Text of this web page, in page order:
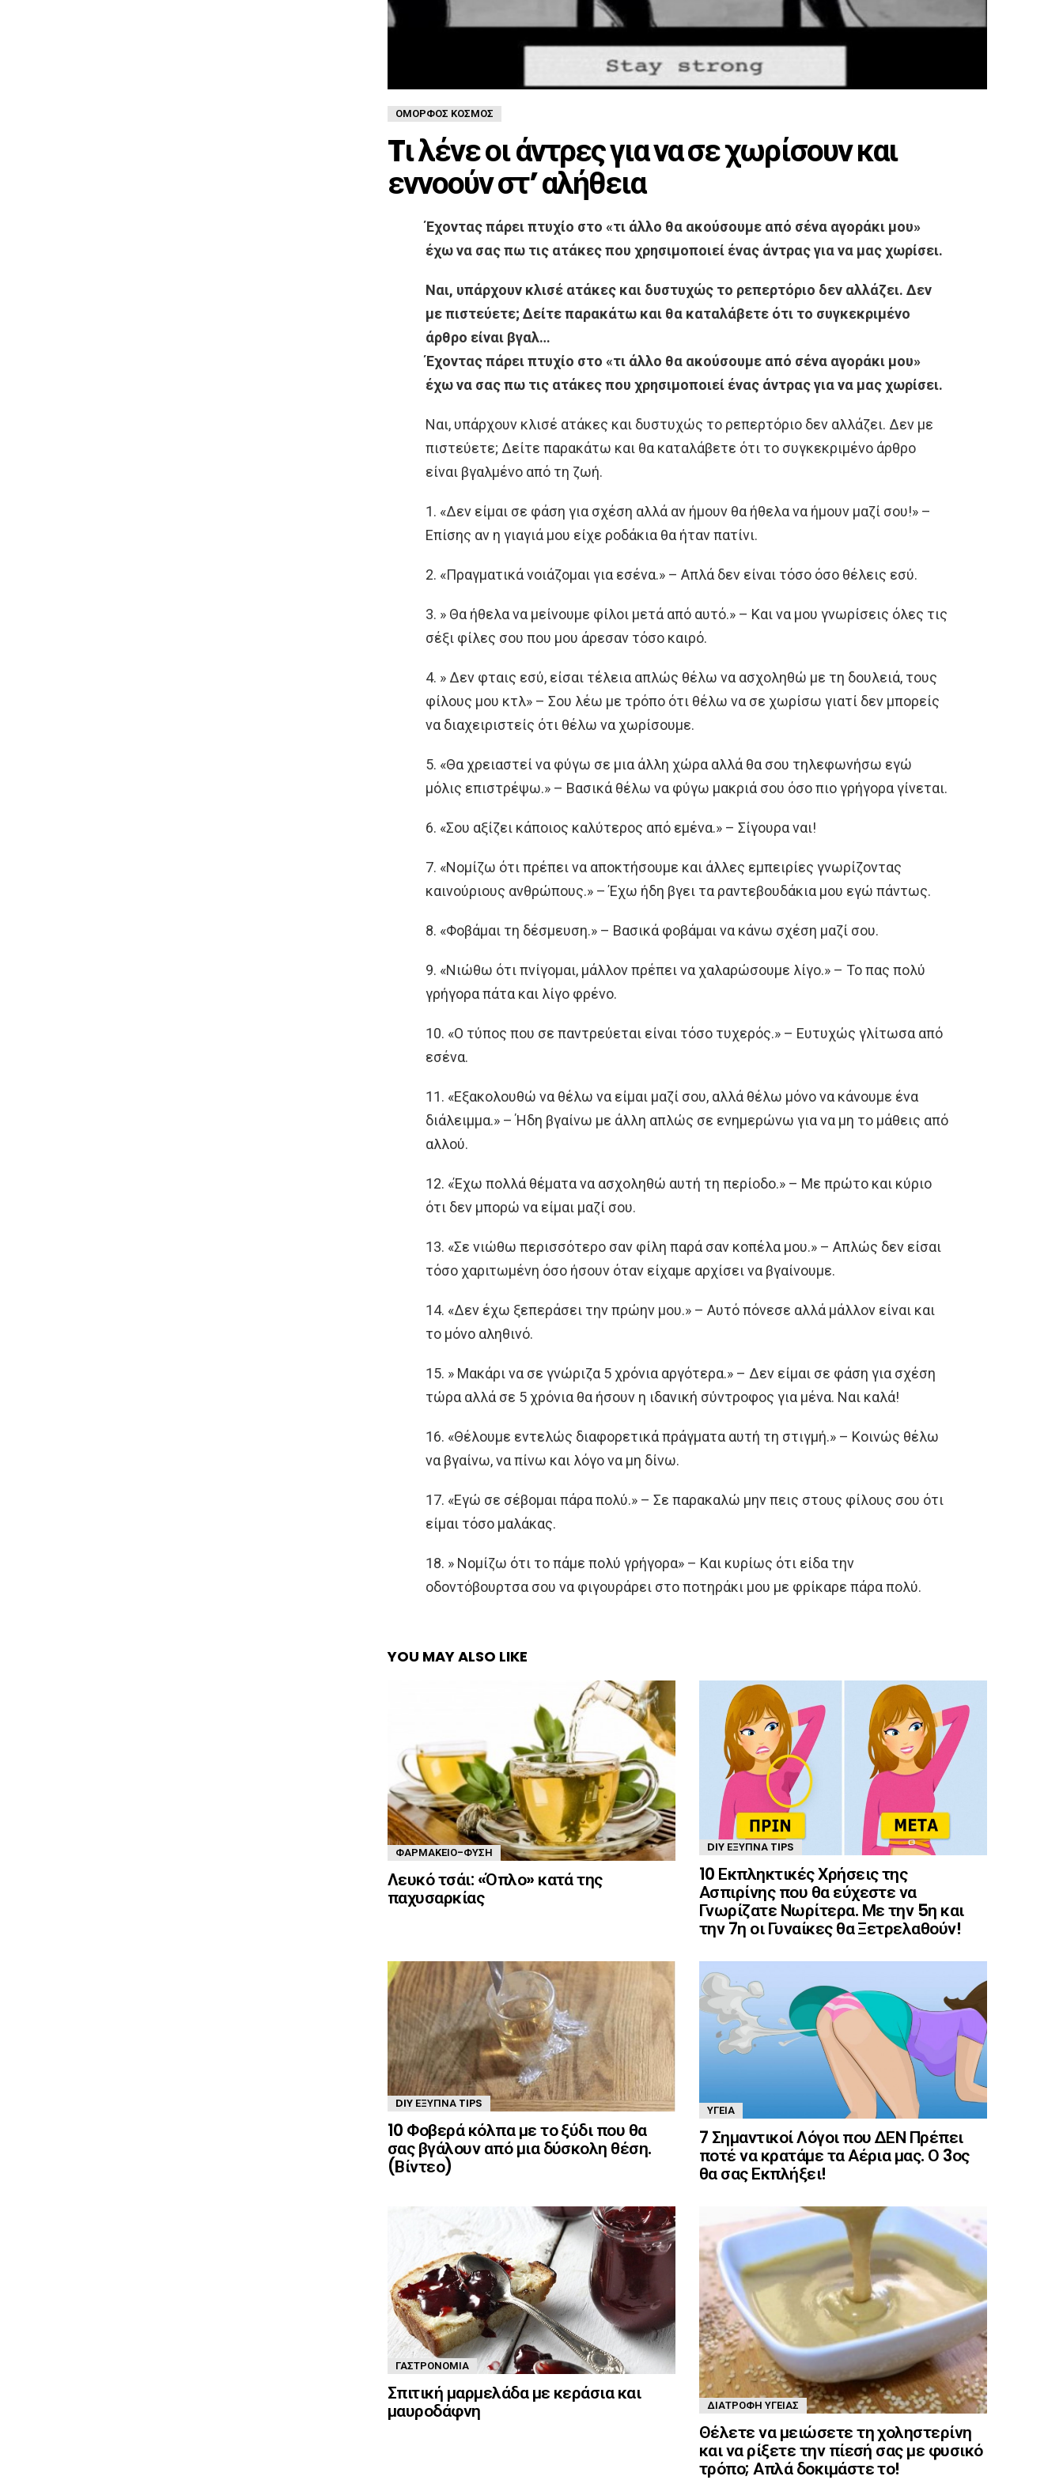
ΌΜΟΡΦΟΣ ΚΌΣΜΟΣ
Tι λένε οι άντρες για να σε χωρίσουν και
εννοούν στ’ αλήθεια
Έχοντας πάρει πτυχίο στο «τι άλλο θα ακούσουμε από σένα αγοράκι μου»
έχω να σας πω τις ατάκες που χρησιμοποιεί ένας άντρας για να μας χωρίσει.
Ναι, υπάρχουν κλισέ ατάκες και δυστυχώς το ρεπερτόριο δεν αλλάζει. Δεν
με πιστεύετε; Δείτε παρακάτω και θα καταλάβετε ότι το συγκεκριμένο
άρθρο είναι βγαλ…
Έχοντας πάρει πτυχίο στο «τι άλλο θα ακούσουμε από σένα αγοράκι μου»
έχω να σας πω τις ατάκες που χρησιμοποιεί ένας άντρας για να μας χωρίσει.
Ναι, υπάρχουν κλισέ ατάκες και δυστυχώς το ρεπερτόριο δεν αλλάζει. Δεν με
πιστεύετε; Δείτε παρακάτω και θα καταλάβετε ότι το συγκεκριμένο άρθρο
είναι βγαλμένο από τη ζωή.
1. «Δεν είμαι σε φάση για σχέση αλλά αν ήμουν θα ήθελα να ήμουν μαζί σου!» –
Επίσης αν η γιαγιά μου είχε ροδάκια θα ήταν πατίνι.
2. «Πραγματικά νοιάζομαι για εσένα.» – Απλά δεν είναι τόσο όσο θέλεις εσύ.
3. » Θα ήθελα να μείνουμε φίλοι μετά από αυτό.» – Και να μου γνωρίσεις όλες τις
σέξι φίλες σου που μου άρεσαν τόσο καιρό.
4. » Δεν φταις εσύ, είσαι τέλεια απλώς θέλω να ασχοληθώ με τη δουλειά, τους
φίλους μου κτλ» – Σου λέω με τρόπο ότι θέλω να σε χωρίσω γιατί δεν μπορείς
να διαχειριστείς ότι θέλω να χωρίσουμε.
5. «Θα χρειαστεί να φύγω σε μια άλλη χώρα αλλά θα σου τηλεφωνήσω εγώ
μόλις επιστρέψω.» – Βασικά θέλω να φύγω μακριά σου όσο πιο γρήγορα γίνεται.
6. «Σου αξίζει κάποιος καλύτερος από εμένα.» – Σίγουρα ναι!
7. «Νομίζω ότι πρέπει να αποκτήσουμε και άλλες εμπειρίες γνωρίζοντας
καινούριους ανθρώπους.» – Έχω ήδη βγει τα ραντεβουδάκια μου εγώ πάντως.
8. «Φοβάμαι τη δέσμευση.» – Βασικά φοβάμαι να κάνω σχέση μαζί σου.
9. «Νιώθω ότι πνίγομαι, μάλλον πρέπει να χαλαρώσουμε λίγο.» – Το πας πολύ
γρήγορα πάτα και λίγο φρένο.
10. «Ο τύπος που σε παντρεύεται είναι τόσο τυχερός.» – Ευτυχώς γλίτωσα από
εσένα.
11. «Εξακολουθώ να θέλω να είμαι μαζί σου, αλλά θέλω μόνο να κάνουμε ένα
διάλειμμα.» – Ήδη βγαίνω με άλλη απλώς σε ενημερώνω για να μη το μάθεις από
αλλού.
12. «Έχω πολλά θέματα να ασχοληθώ αυτή τη περίοδο.» – Με πρώτο και κύριο
ότι δεν μπορώ να είμαι μαζί σου.
13. «Σε νιώθω περισσότερο σαν φίλη παρά σαν κοπέλα μου.» – Απλώς δεν είσαι
τόσο χαριτωμένη όσο ήσουν όταν είχαμε αρχίσει να βγαίνουμε.
14. «Δεν έχω ξεπεράσει την πρώην μου.» – Αυτό πόνεσε αλλά μάλλον είναι και
το μόνο αληθινό.
15. » Μακάρι να σε γνώριζα 5 χρόνια αργότερα.» – Δεν είμαι σε φάση για σχέση
τώρα αλλά σε 5 χρόνια θα ήσουν η ιδανική σύντροφος για μένα. Ναι καλά!
16. «Θέλουμε εντελώς διαφορετικά πράγματα αυτή τη στιγμή.» – Κοινώς θέλω
να βγαίνω, να πίνω και λόγο να μη δίνω.
17. «Εγώ σε σέβομαι πάρα πολύ.» – Σε παρακαλώ μην πεις στους φίλους σου ότι
είμαι τόσο μαλάκας.
18. » Νομίζω ότι το πάμε πολύ γρήγορα» – Και κυρίως ότι είδα την
οδοντόβουρτσα σου να φιγουράρει στο ποτηράκι μου με φρίκαρε πάρα πολύ.
YOU MAY ALSO LIKE
ΦΑΡΜΑΚΕΊΟ-ΦΎΣΗ
Λευκό τσάι: «Όπλο» κατά της
παχυσαρκίας
DIY ΈΞΥΠΝΑ TIPS
10 Εκπληκτικές Χρήσεις της
Ασπιρίνης που θα εύχεστε να
Γνωρίζατε Νωρίτερα. Με την 5η και
την 7η οι Γυναίκες θα Ξετρελαθούν!
DIY ΈΞΥΠΝΑ TIPS
10 Φοβερά κόλπα με το ξύδι που θα
σας βγάλουν από μια δύσκολη θέση.
(Βίντεο)
ΥΓΕΊΑ
7 Σημαντικοί Λόγοι που ΔΕΝ Πρέπει
ποτέ να κρατάμε τα Αέρια μας. Ο 3ος
θα σας Εκπλήξει!
ΓΑΣΤΡΟΝΟΜΊΑ
Σπιτική μαρμελάδα με κεράσια και
μαυροδάφνη ΔΙΑΤΡΟΦΉ ΥΓΕΊΑΣ
Θέλετε να μειώσετε τη χοληστερίνη
και να ρίξετε την πίεσή σας με φυσικό
τρόπο; Απλά δοκιμάστε το!